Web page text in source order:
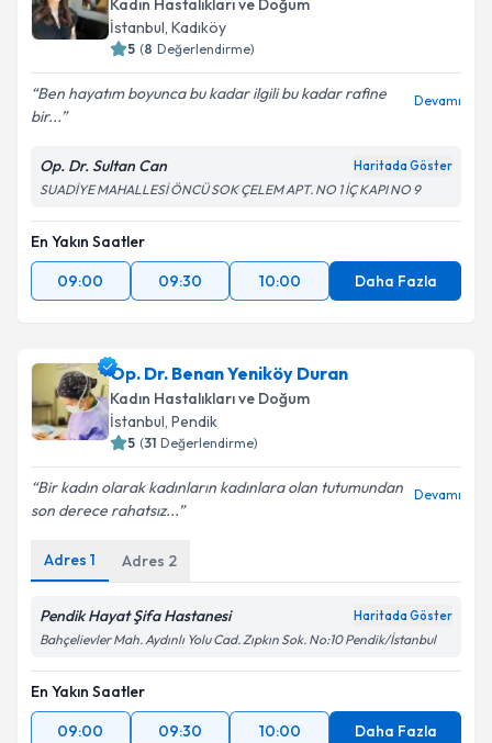
Kadın Hastalıkları ve Doğum
İstanbul, Kadıköy
5 (8 Değerlendirme)
Ben hayatım boyunca bu kadar ilgili bu kadar rafine
bir...
Devamı
Op. Dr. Sultan Can Haritada Göster
SUADİYE MAHALLESİ ÖNCÜ SOK ÇELEM APT. NO 1 İÇ KAPI NO 9
En Yakın Saatler
09:00
09:30 10:00 Daha Fazla
Op. Dr. Benan Yeniköy Duran
Kadın Hastalıkları ve Doğum
İstanbul, Pendik
5 (31 Değerlendirme)
Bir kadın olarak kadınların kadınlara olan tutumundan
son derece rahatsız...
Devamı
Adres 1 Adres 2
Pendik Hayat Şifa Hastanesi Haritada Göster
Bahçelievler Mah. Aydınlı Yolu Cad. Zıpkın Sok. No:10 Pendik/İstanbul
En Yakın Saatler
09:00
09:30 10:00 Daha Fazla